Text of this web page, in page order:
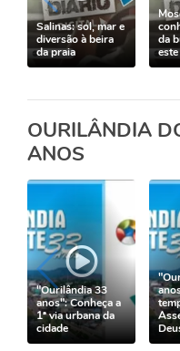
Salinas: sol, mar e
diversão à beira
da praia
da
OURILÂNDIA
ANOS
"Ourilândia 33
anos": Conheça a
1ª via urbana da
cidade